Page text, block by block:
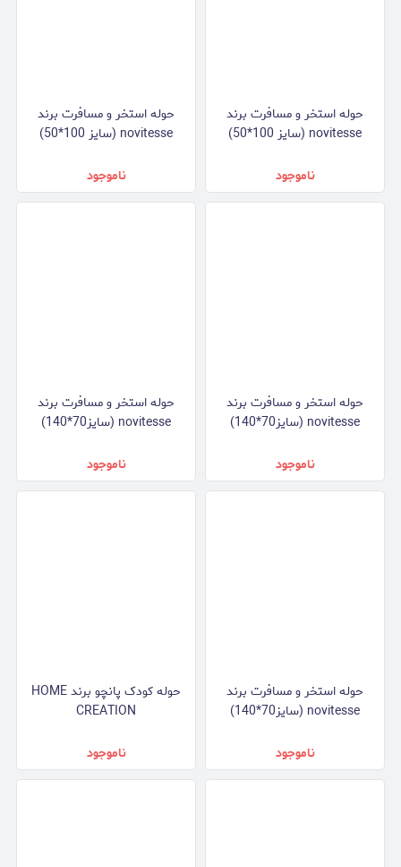
حوله استخر و مسافرت برند
novitesse (سایز 100*50)
ناموجود
حوله استخر و مسافرت برند
novitesse (سایز 100*50)
ناموجود
حوله استخر و مسافرت برند
novitesse (سایز70*140)
ناموجود
حوله استخر و مسافرت برند
novitesse (سایز70*140)
ناموجود
حوله استخر و مسافرت برند
novitesse (سایز70*140)
ناموجود
حوله کودک پانچو برند HOME
CREATION
ناموجود